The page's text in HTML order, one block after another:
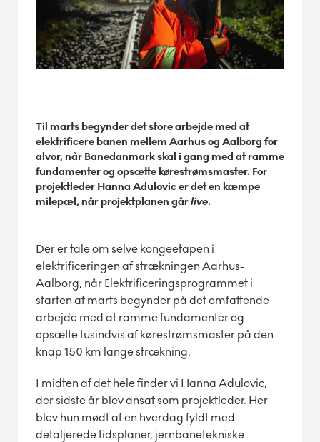
Til marts begynder det store arbejde med at
elektrificere banen mellem Aarhus og Aalborg for
alvor, når Banedanmark skal i gang med at ramme
fundamenter og opsætte kørestrømsmaster. For
projektleder Hanna Adulovic er det en kæmpe
milepæl, når projektplanen gårlive.
Der er tale om selve kongeetapen i
elektrificeringen af strækningen Aarhus-
Aalborg, når Elektrificeringsprogrammet i
starten af marts begynder på det omfattende
arbejde med at ramme fundamenter og
opsætte tusindvis af kørestrømsmaster på den
knap 150 km lange strækning.
I midten af det hele finder vi Hanna Adulovic,
der sidste år blev ansat som projektleder. Her
blev hun mødt af en hverdag fyldt med
detaljerede tidsplaner, jernbanetekniske